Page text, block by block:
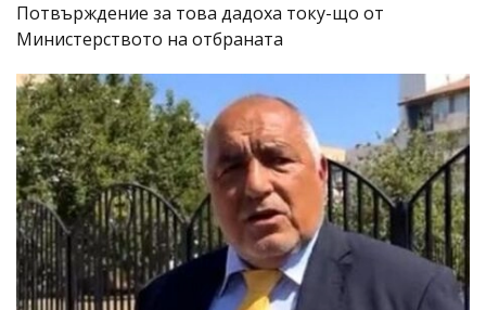
Потвърждение за това дадоха току-що от
Министерството на отбраната